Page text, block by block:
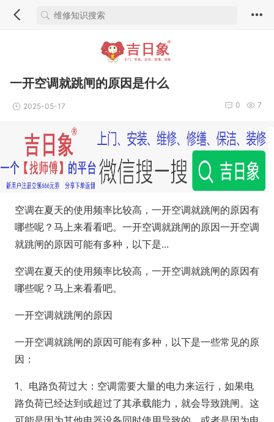
一开空调就跳闸的原因是什么
2025-05-17 7
0
空调在夏天的使用频率比较高，一开空调就跳闸的原因有
哪些呢？马上来看看吧。一开空调就跳闸的原因一开空调
就跳闸的原因可能有多种，以下是...
空调在夏天的使用频率比较高，一开空调就跳闸的原因有
哪些呢？马上来看看吧。
一开空调就跳闸的原因
一开空调就跳闸的原因可能有多种，以下是一些常见的原
因：
1、电路负荷过大：空调需要大量的电力来运行，如果电
路负荷已经达到或超过了其承载能力，就会导致跳闸。这